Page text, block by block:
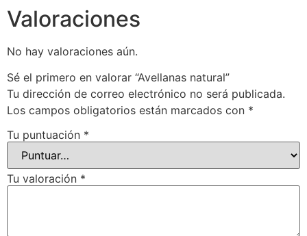
Valoraciones
No hay valoraciones aún.
Sé el primero en valorar “Avellanas natural”
Tu dirección de correo electrónico no será publicada.
Los campos obligatorios están marcados con *
Tu puntuación *
Tu valoración *